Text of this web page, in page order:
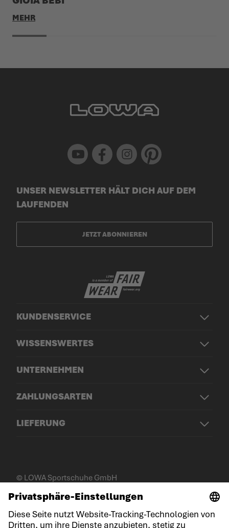
MEHR
Youtube Facebook Instagram Pinterest
KUNDENSERVICE
WISSENSWERTES
UNTERNEHMEN
ZAHLUNGSARTEN
LIEFERUNG
UNSER NEWSLETTER HÄLT DICH AUF DEM
LAUFENDEN
JETZT ABONNIEREN
© LOWA Sportschuhe GmbH
Impressum
Datenschutz